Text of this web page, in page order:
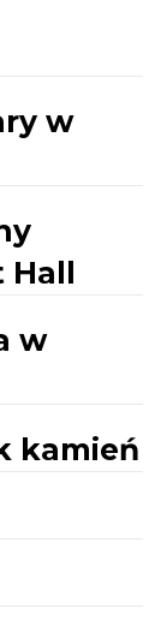
w
Hall
w
kamień